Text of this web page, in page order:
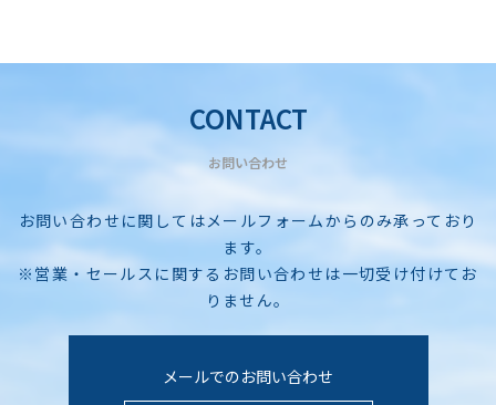
CONTACT
お問い合わせ
お問い合わせに関してはメールフォームからのみ承っており
ます。
※営業・セールスに関するお問い合わせは一切受け付けてお
りません。
メールでのお問い合わせ